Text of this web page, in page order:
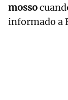
mosso
informado a